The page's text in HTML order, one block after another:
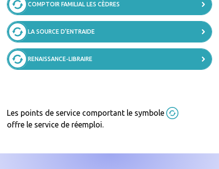
COMPTOIR FAMILIAL LES CÈDRES
LA SOURCE D’ENTRAIDE
RENAISSANCE-LIBRAIRE
Les points de service comportant le symbole
offre le service de réemploi.